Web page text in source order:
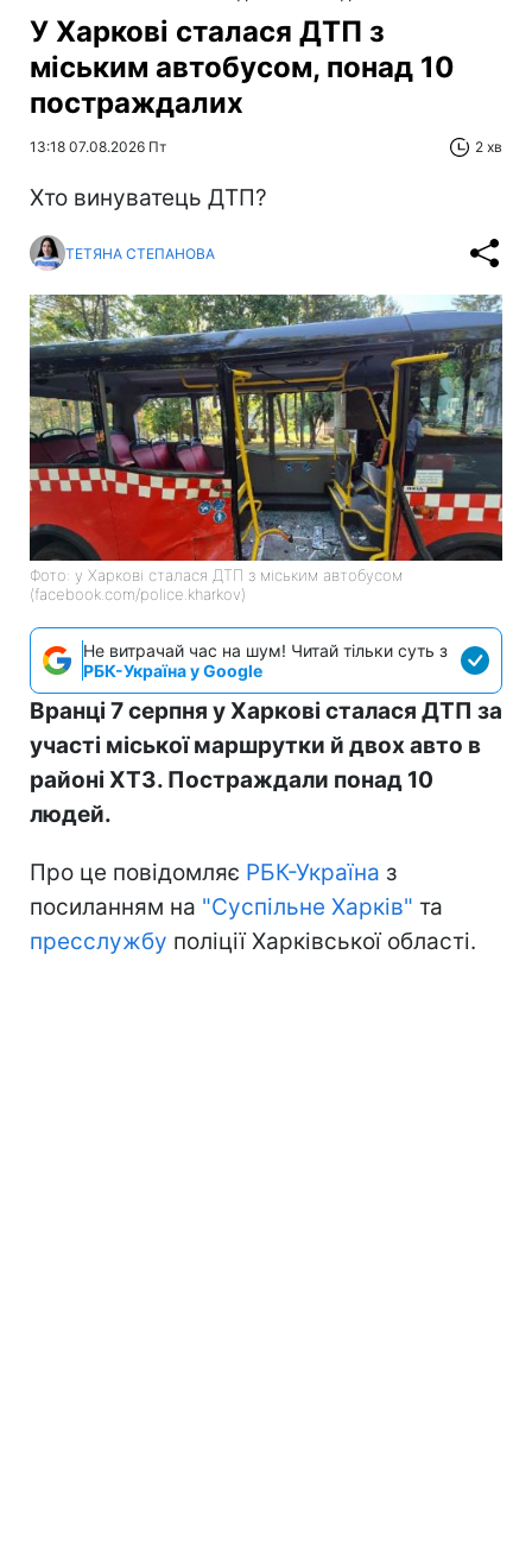
У Харкові сталася ДТП з
міським автобусом, понад 10
постраждалих
13:18 07.08.2026 Пт 2 хв
Хто винуватець ДТП?
ТЕТЯНА СТЕПАНОВА
Фото: у Харкові сталася ДТП з міським автобусом
(facebook.com/police.kharkov)
Не витрачай час на шум! Читай тільки суть з
РБК-Україна у Google
Вранці 7 серпня у Харкові сталася ДТП за
участі міської маршрутки й двох авто в
районі ХТЗ. Постраждали понад 10
людей.
Про це повідомляє РБК-Україна з
посиланням на "Суспільне Харків" та
пресслужбу поліції Харківської області.